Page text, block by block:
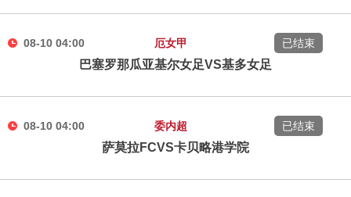
08-10 04:00 厄女甲
巴塞罗那瓜亚基尔女足VS基多女足
已结束
08-10 04:00 委内超
萨莫拉FCVS卡贝略港学院
已结束